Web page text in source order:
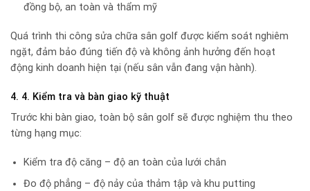
đồng bộ, an toàn và thẩm mỹ
Quá trình thi công sửa chữa sân golf được kiểm soát nghiêm
ngặt, đảm bảo đúng tiến độ và không ảnh hưởng đến hoạt
động kinh doanh hiện tại (nếu sân vẫn đang vận hành).
4. 4. Kiểm tra và bàn giao kỹ thuật
Trước khi bàn giao, toàn bộ sân golf sẽ được nghiệm thu theo
từng hạng mục:
Kiểm tra độ căng – độ an toàn của lưới chắn
Đo độ phẳng – độ nảy của thảm tập và khu putting